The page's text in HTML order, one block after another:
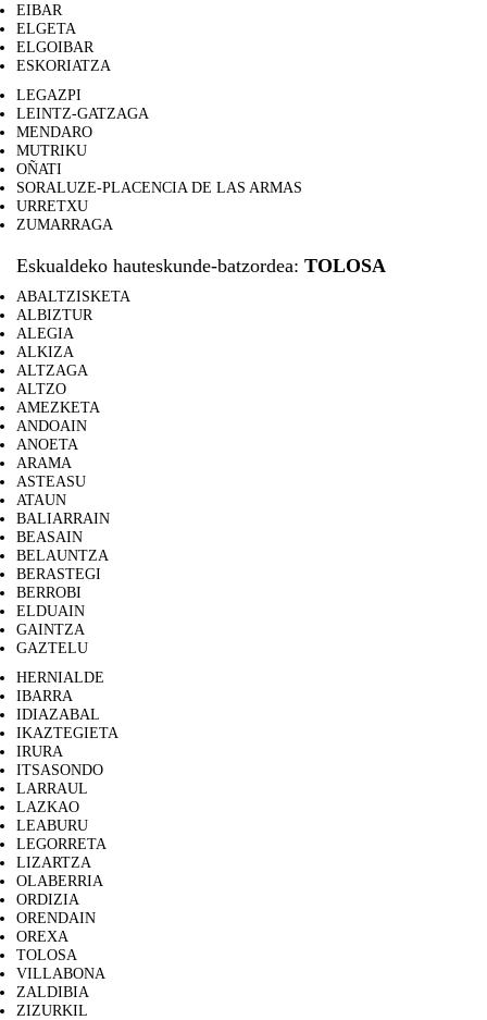
EIBAR
ELGETA
ELGOIBAR
ESKORIATZA
LEGAZPI
LEINTZ-GATZAGA
MENDARO
MUTRIKU
OÑATI
SORALUZE-PLACENCIA DE LAS ARMAS
URRETXU
ZUMARRAGA
Eskualdeko hauteskunde-batzordea: TOLOSA
ABALTZISKETA
ALBIZTUR
ALEGIA
ALKIZA
ALTZAGA
ALTZO
AMEZKETA
ANDOAIN
ANOETA
ARAMA
ASTEASU
ATAUN
BALIARRAIN
BEASAIN
BELAUNTZA
BERASTEGI
BERROBI
ELDUAIN
GAINTZA
GAZTELU
HERNIALDE
IBARRA
IDIAZABAL
IKAZTEGIETA
IRURA
ITSASONDO
LARRAUL
LAZKAO
LEABURU
LEGORRETA
LIZARTZA
OLABERRIA
ORDIZIA
ORENDAIN
OREXA
TOLOSA
VILLABONA
ZALDIBIA
ZIZURKIL